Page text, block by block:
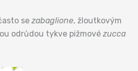
sezabaglione, žloutkovým
odrůdou tykve pižmovézucca